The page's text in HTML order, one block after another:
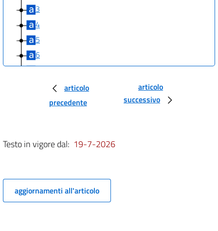
3
4
5
6
6 bis
9
Relazioni con il pubblico
articolo
precedente
articolo
successivo
Testo in vigore dal: 19-7-2026
aggiornamenti all'articolo